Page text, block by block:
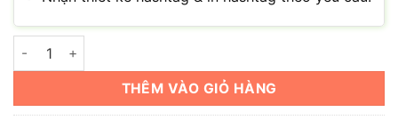
Hashtag người lạ ơi, xin hãy trả tiền giùm tôi số lượng
THÊM VÀO GIỎ HÀNG